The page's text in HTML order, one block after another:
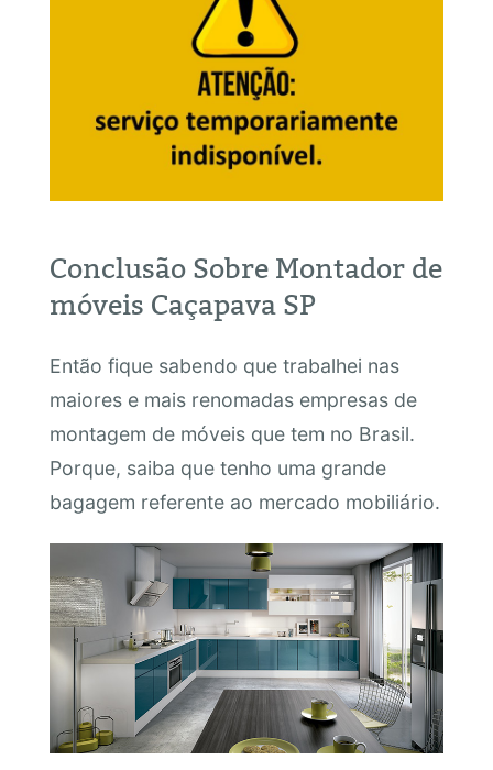
Conclusão Sobre Montador de
móveis Caçapava SP
Então fique sabendo que trabalhei nas
maiores e mais renomadas empresas de
montagem de móveis que tem no Brasil.
Porque, saiba que tenho uma grande
bagagem referente ao mercado mobiliário.